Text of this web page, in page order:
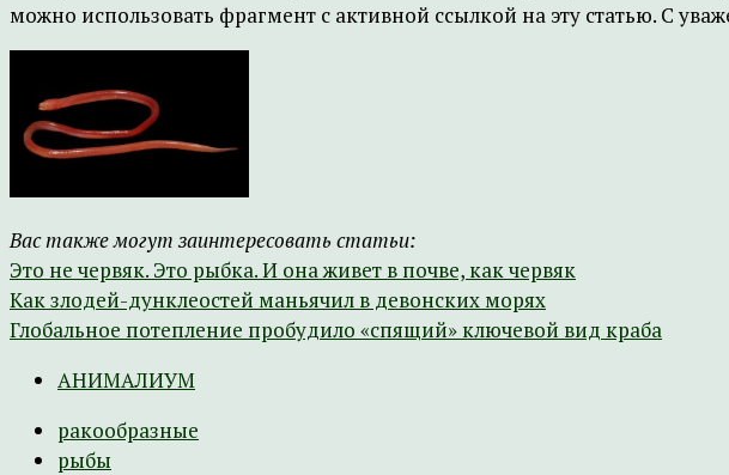
можно использовать фрагмент с активной ссылкой на эту статью. С
Вас также могут заинтересовать статьи:
Это не червяк. Это рыбка. И она живет в почве, как червяк
Как злодей-дунклеостей маньячил в девонских морях
Глобальное потепление пробудило «спящий» ключевой вид краба
АНИМАЛИУМ
ракообразные
рыбы